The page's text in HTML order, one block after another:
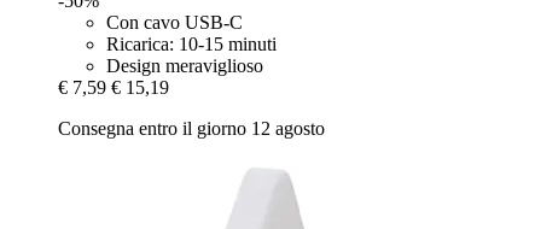
Con cavo USB-C
Ricarica: 10-15 minuti
Design meraviglioso
€ 7,59 € 15,19
Consegna entro il giorno 12 agosto